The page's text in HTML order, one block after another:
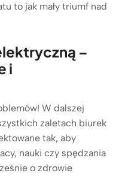
to jak mały triumf nad
–
i
W dalszej
zaletach biurek
tak, aby
nauki czy spędzania
o zdrowie